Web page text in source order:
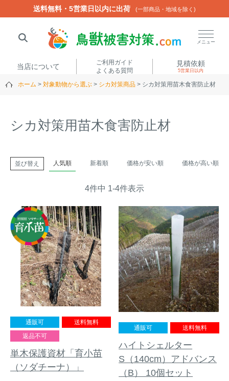
送料無料・5営業日以内に出荷 (一部商品・地域を除く)
メニュー
当店について
ご利用ガイド
よくある質問
見積依頼
5営業日以内
ホーム 対象動物から選ぶ シカ対策商品 シカ対策用苗木食害防止材
シカ対策用苗木食害防止材
並び替え 人気順 新着順 価格が安い順 価格が高い順
4件中 1-4件表示
通販可
送料無料
返品不可
単木保護資材「育小苗
（ソダチーナ）」
通販可 送料無料
ハイトシェルター
S（140cm）アドバンス
（B） 10個セット
送料無料・5営業日以内に出荷 (一部商品・地域を除く)
閉じる
いのししくんTREL4G-R アニマルネット2300
商品カテゴリから選ぶ
電気柵
トレイルカメラ（セン
サーカメラ）
屋外防犯・監視カメ
ラ（SDカード録画）
ICT・IoT機器（捕獲通
金網柵
箱わな（イノシシ・シ
箱わな（アライグマ・ハ
クビシン・ネズミ等）
防獣・防鳥ネット
くくり罠（イノシシ・
シカ等）
苗木食害防止材
漁網